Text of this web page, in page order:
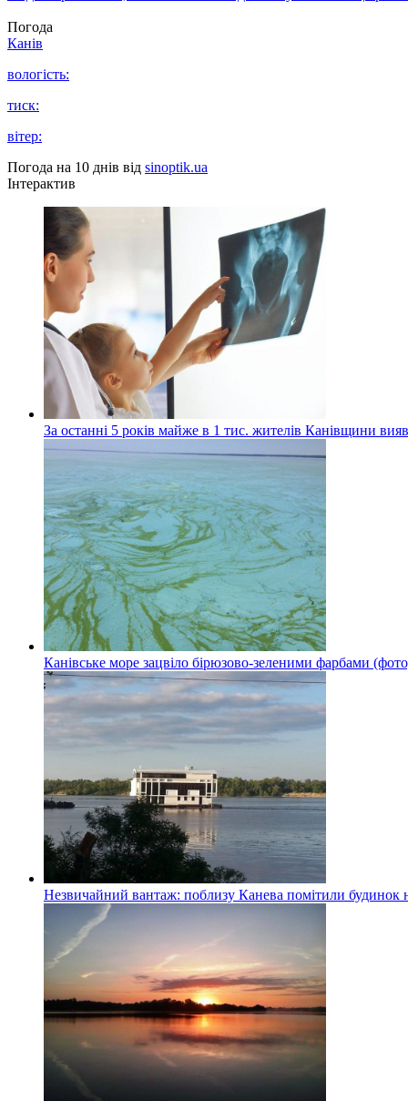
Погода
Канів
вологість:
тиск:
вітер:
Погода на 10 днів від sinoptik.ua
Інтерактив
За останні 5 років майже в 1 тис. жителів Канівщини
Канівське море зацвіло бірюзово-зеленими фарбами
Незвичайний вантаж: поблизу Канева помітили будинок